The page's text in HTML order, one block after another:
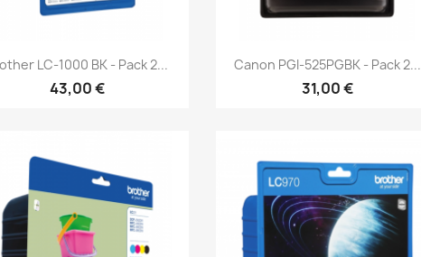
Aperçu rapide
LC-1000 BK - Pack 2...
43,00 €
Aperçu rapide
Canon PGI-525PGBK - Pack 2...
31,00 €